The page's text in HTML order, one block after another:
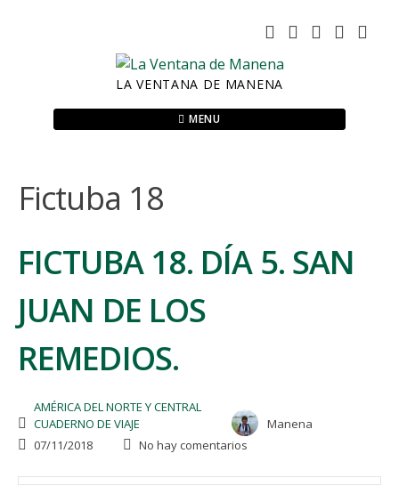
LA VENTANA DE MANENA
MENU
Fictuba 18
FICTUBA 18. DÍA 5. SAN
JUAN DE LOS
REMEDIOS.
AMÉRICA DEL NORTE Y CENTRAL
CUADERNO DE VIAJE
Manena
07/11/2018
No hay comentarios